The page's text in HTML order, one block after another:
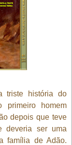
triste história do
primeiro homem
depois que teve
deveria ser uma
família de Adão.